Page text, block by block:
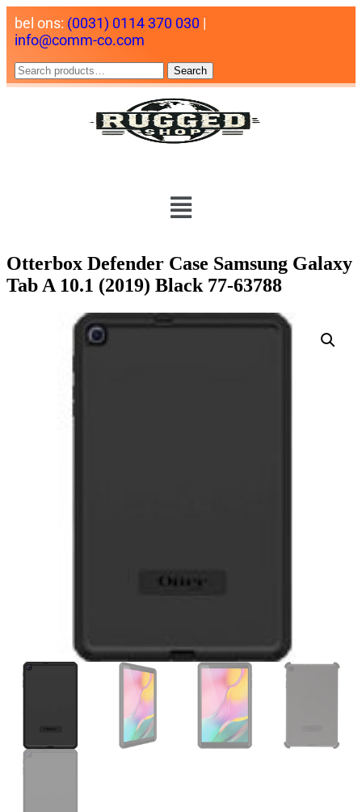
bel ons: (0031) 0114 370 030 |
info@comm-co.com
Search
Otterbox Defender Case Samsung Galaxy
Tab A 10.1 (2019) Black 77-63788